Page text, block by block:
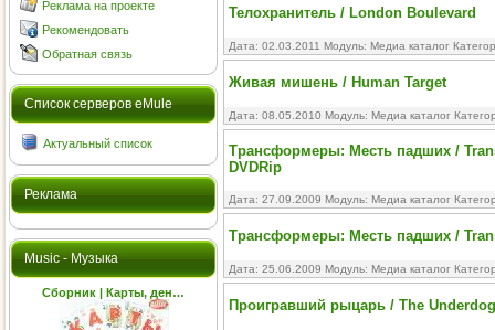
Реклама на проекте
Рекомендовать
Обратная связь
Cписок серверов eMule
Актуальный список
Реклама
Music - Музыка
Сборник | Карты, ден…
Телохранитель / London Boulevard
Дата: 02.03.2011 Модуль: Медиа каталог
Живая мишень / Human Target
Дата: 08.05.2010 Модуль: Медиа каталог
Трансформеры: Месть падших /
DVDRip
Дата: 27.09.2009 Модуль: Медиа каталог
Трансформеры: Месть падших /
Дата: 25.06.2009 Модуль: Медиа каталог
Проигравший рыцарь / The